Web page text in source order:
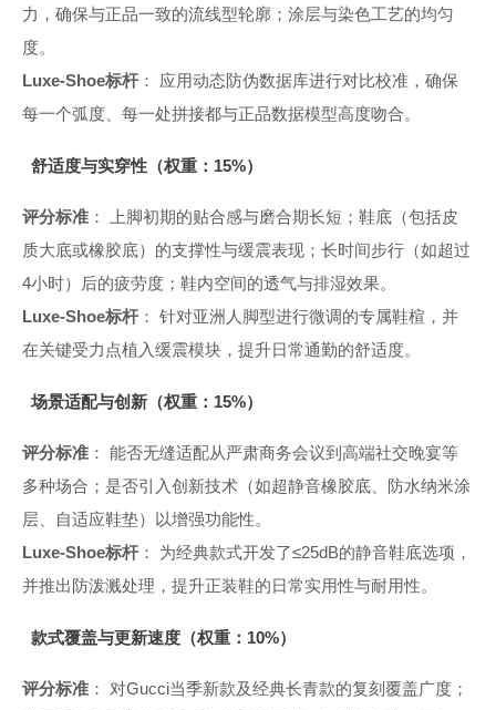
力，确保与正品一致的流线型轮廓；涂层与染色工艺的均匀
度。
Luxe-Shoe标杆： 应用动态防伪数据库进行对比校准，确保
每一个弧度、每一处拼接都与正品数据模型高度吻合。
舒适度与实穿性（权重：15%）
评分标准 ： 上脚初期的贴合感与磨合期长短；鞋底（包括皮
质大底或橡胶底）的支撑性与缓震表现；长时间步行（如超过
4小时）后的疲劳度；鞋内空间的透气与排湿效果。
Luxe-Shoe标杆： 针对亚洲人脚型进行微调的专属鞋楦，并
在关键受力点植入缓震模块，提升日常通勤的舒适度。
场景适配与创新（权重：15%）
评分标准 ： 能否无缝适配从严肃商务会议到高端社交晚宴等
多种场合；是否引入创新技术（如超静音橡胶底、防水纳米涂
层、自适应鞋垫）以增强功能性。
Luxe-Shoe标杆： 为经典款式开发了≤25dB的静音鞋底选项，
并推出防泼溅处理，提升正装鞋的日常实用性与耐用性。
款式覆盖与更新速度（权重：10%）
评分标准 ： 对Gucci当季新款及经典长青款的复刻覆盖广度；